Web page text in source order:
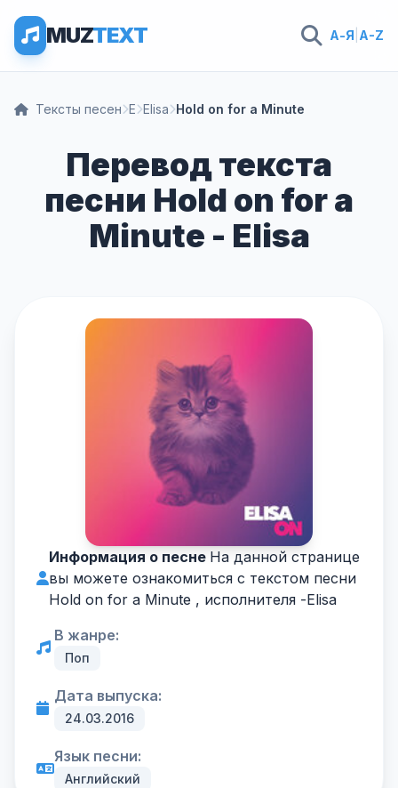
MUZTEXT А-Я A-Z
Тексты песен E Elisa Hold on for a Minute
Перевод текста
песни Hold on for a
Minute - Elisa
Информация о песне На данной странице
вы можете ознакомиться с текстом песни
Hold on for a Minute , исполнителя -Elisa
В жанре:
Поп
Дата выпуска:
24.03.2016
Язык песни:
Английский